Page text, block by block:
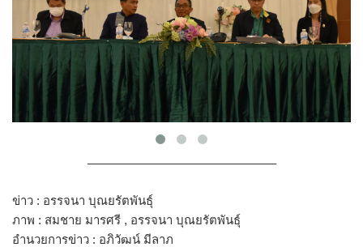
———————————————–
ข่าว : อรรจนา บุณยรัตพันธุ์
ภาพ : สมชาย มารศรี , อรรจนา บุณยรัตพันธุ์
อำนวยการข่าว : อภิวัฒน์ มีลาภ